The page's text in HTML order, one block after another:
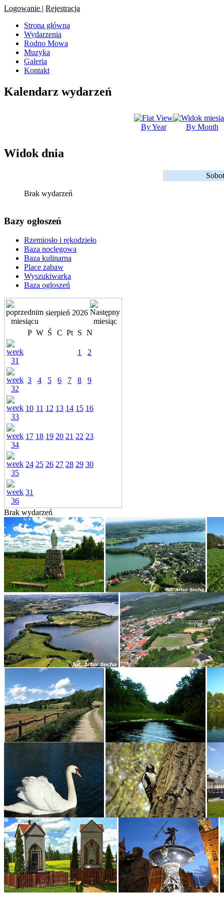
Logowanie | Rejestracja
Strona główna
Wydarzenia
Rodno Mowa
Muzyka
Galeria
Kontakt
Kalendarz wydarzeń
By Year By Month
Widok dnia
Brak wydarzeń
Bazy ogłoszeń
Rzemiosło i rękodzieło
Baza noclegowa
Baza kulinarna
Place zabaw
Wyszukiwarka
Baza ogloszeń
sierpień 2026
P W Ś C Pt S N
1 2
3 4 5 6 7 8 9
10 11 12 13 14 15 16
17 18 19 20 21 22 23
24 25 26 27 28 29 30
31
Brak wydarzeń